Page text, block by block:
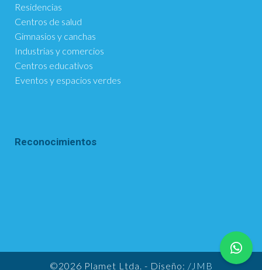
Residencias
Centros de salud
Gimnasios y canchas
Industrias y comercios
Centros educativos
Eventos y espacios verdes
Reconocimientos
©2026 Plamet Ltda. - Diseño: /JMB